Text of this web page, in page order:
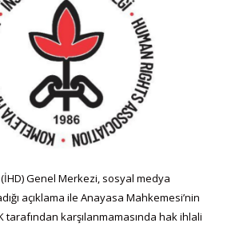
Genel Merkezi, sosyal medya
açıklama ile Anayasa Mahkemesi’nin
tarafından karşılanmamasında hak ihlali